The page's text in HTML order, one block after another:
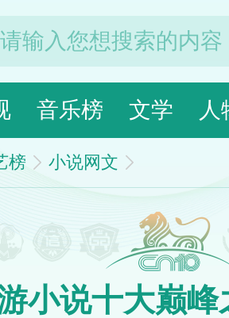
音乐榜 文学 人
榜 小说网文
小说十大巅